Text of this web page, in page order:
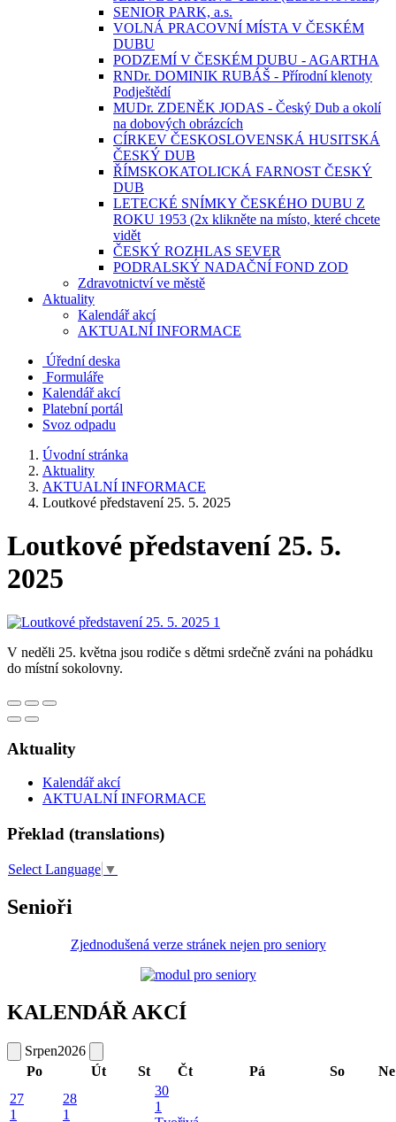
SENIOR PARK, a.s.
VOLNÁ PRACOVNÍ MÍSTA V ČESKÉM
DUBU
PODZEMÍ V ČESKÉM DUBU - AGARTHA
RNDr. DOMINIK RUBÁŠ - Přírodní klenoty
Podještědí
MUDr. ZDENĚK JODAS - Český Dub a okolí
na dobových obrázcích
CÍRKEV ČESKOSLOVENSKÁ HUSITSKÁ
ČESKÝ DUB
ŘÍMSKOKATOLICKÁ FARNOST ČESKÝ
DUB
LETECKÉ SNÍMKY ČESKÉHO DUBU Z
ROKU 1953 (2x klikněte na místo, které chcete
vidět
ČESKÝ ROZHLAS SEVER
PODRALSKÝ NADAČNÍ FOND ZOD
Zdravotnictví ve městě
Aktuality
Kalendář akcí
AKTUALNÍ INFORMACE
Úřední deska
Formuláře
Kalendář akcí
Platební portál
Svoz odpadu
Úvodní stránka
Aktuality
AKTUALNÍ INFORMACE
Loutkové představení 25. 5. 2025
Loutkové představení 25. 5.
2025
V neděli 25. května jsou rodiče s dětmi srdečně zváni na pohádku
do místní sokolovny.
Aktuality
Kalendář akcí
AKTUALNÍ INFORMACE
Překlad (translations)
Select Language ▼
Senioři
Zjednodušená verze stránek nejen pro seniory
KALENDÁŘ AKCÍ
Srpen2026
Po
Út St Čt Pá So
Ne
27
1
28
1
30
1